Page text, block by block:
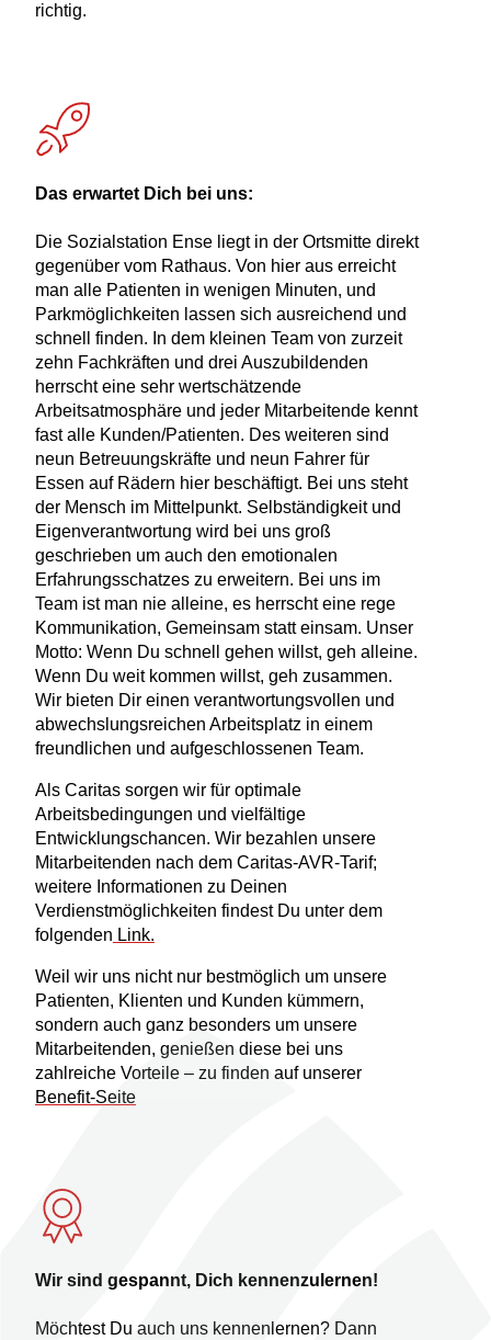
richtig.
Das erwartet Dich bei uns:
Die Sozialstation Ense liegt in der Ortsmitte direkt
gegenüber vom Rathaus. Von hier aus erreicht
man alle Patienten in wenigen Minuten, und
Parkmöglichkeiten lassen sich ausreichend und
schnell finden. In dem kleinen Team von zurzeit
zehn Fachkräften und drei Auszubildenden
herrscht eine sehr wertschätzende
Arbeitsatmosphäre und jeder Mitarbeitende kennt
fast alle Kunden/Patienten. Des weiteren sind
neun Betreuungskräfte und neun Fahrer für
Essen auf Rädern hier beschäftigt. Bei uns steht
der Mensch im Mittelpunkt. Selbständigkeit und
Eigenverantwortung wird bei uns groß
geschrieben um auch den emotionalen
Erfahrungsschatzes zu erweitern. Bei uns im
Team ist man nie alleine, es herrscht eine rege
Kommunikation, Gemeinsam statt einsam. Unser
Motto: Wenn Du schnell gehen willst, geh alleine.
Wenn Du weit kommen willst, geh zusammen.
Wir bieten Dir einen verantwortungsvollen und
abwechslungsreichen Arbeitsplatz in einem
freundlichen und aufgeschlossenen Team.
Als Caritas sorgen wir für optimale
Arbeitsbedingungen und vielfältige
Entwicklungschancen. Wir bezahlen unsere
Mitarbeitenden nach dem Caritas-AVR-Tarif;
weitere Informationen zu Deinen
Verdienstmöglichkeiten findest Du unter dem
folgenden Link.
Weil wir uns nicht nur bestmöglich um unsere
Patienten, Klienten und Kunden kümmern,
sondern auch ganz besonders um unsere
Mitarbeitenden, genießen diese bei uns
zahlreiche Vorteile – zu finden auf unserer
Benefit-Seite
Wir sind gespannt, Dich kennenzulernen!
Möchtest Du auch uns kennenlernen? Dann